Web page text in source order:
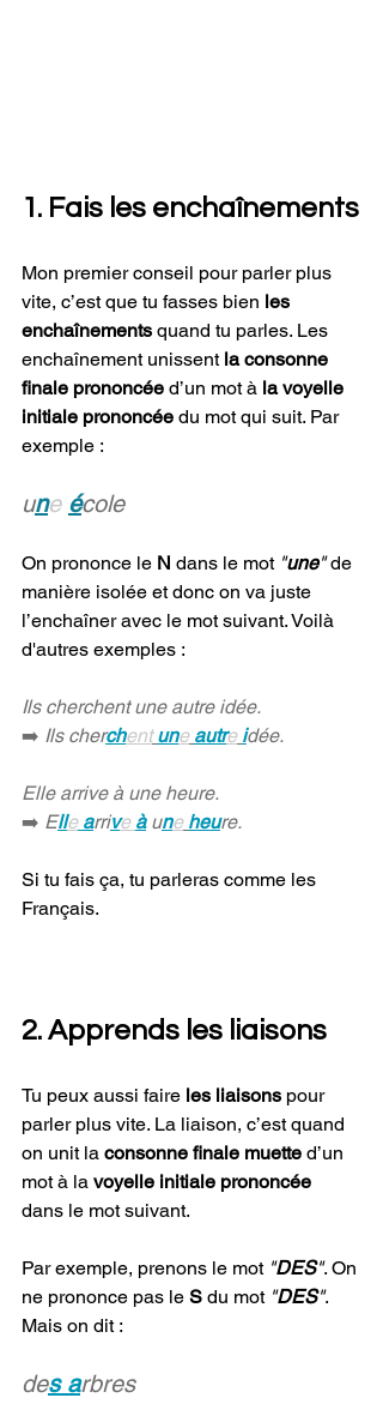
1. Fais les enchaînements
Mon premier conseil pour parler plus
vite, c’est que tu fasses bien les
enchaînements quand tu parles. Les
enchaînement unissent la consonne
finale prononcée d’un mot à la voyelle
initiale prononcée du mot qui suit. Par
exemple :
une école
On prononce le N dans le mot "une" de
manière isolée et donc on va juste
l’enchaîner avec le mot suivant. Voilà
d'autres exemples :
Ils cherchent une autre idée.
➡️ Ils cherchent une autre idée.
Elle arrive à une heure.
➡️ Elle arrive à une heure.
Si tu fais ça, tu parleras comme les
Français.
2. Apprends les liaisons
Tu peux aussi faire les liaisons pour
parler plus vite. La liaison, c’est quand
on unit la consonne finale muette d’un
mot à la voyelle initiale prononcée
dans le mot suivant.
Par exemple, prenons le mot "DES". On
ne prononce pas le S du mot "DES".
Mais on dit :
des arbres